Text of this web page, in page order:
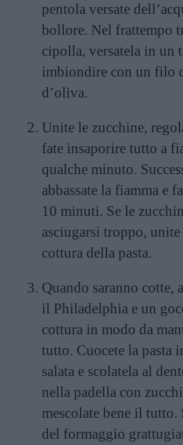
pentola versate
bollore. Nel frattempo
cipolla, versatela in un
imbiondire con un filo
d’oliva.
Unite le zucchine,
fate insaporire tutto a
qualche minuto.
abbassate la fiamma e
10 minuti. Se le
asciugarsi troppo, unite
cottura della pasta.
Quando saranno cotte,
il Philadelphia e un
cottura in modo da
tutto. Cuocete la pasta
salata e scolatela al
nella padella con
mescolate bene il tutto.
del formaggio